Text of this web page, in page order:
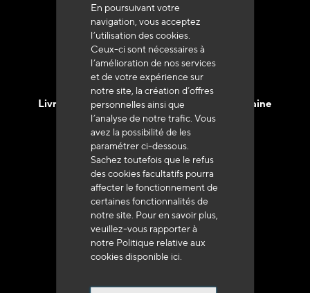
En poursuivant votre
navigation, vous acceptez
l’utilisation des cookies.
Ceux-ci sont nécessaires à
l’amélioration de nos services
et de votre expérience sur
notre site, la création d’offres
personnelles ainsi que
l’analyse de notre trafic. Vous
avez la possibilité de les
paramétrer ci-dessous.
Sachez toutefois que le refus
des cookies facultatifs pourra
affecter le fonctionnement de
certaines fonctionnalités de
notre site. Pour en savoir plus,
veuillez-vous rapporter à
notre Politique relative aux
cookies disponible ici
+33 (0)4 79 72 62 22 Taper 1
Livraison en 48h à 72h en France Métropolitaine
Franco de port
à 250 euros*